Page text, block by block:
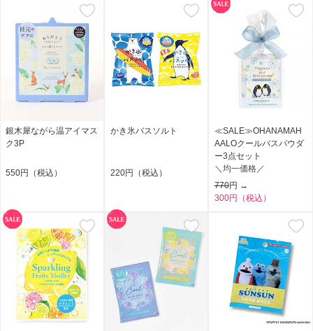
銀木犀ながら温アイマス
ク3P
550円（税込）
かき氷バスソルト
220円（税込）
≪SALE≫OHANAMAH
AALOクールバスパウダ
ー3点セット
＼均一価格／
770円 →
300円（税込）